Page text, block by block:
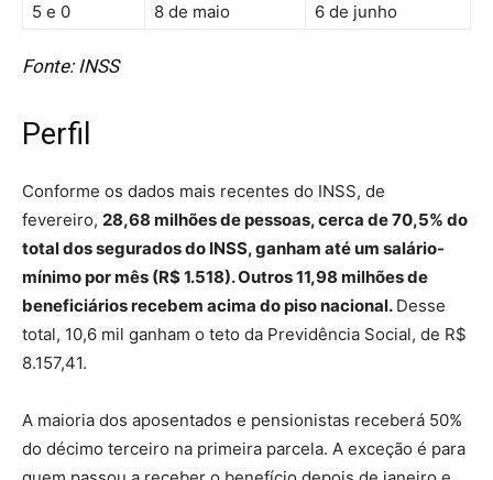
5 e 0
8 de maio 6 de junho
Fonte: INSS
Perfil
Conforme os dados mais recentes do INSS, de
fevereiro, 28,68 milhões de pessoas, cerca de 70,5% do
total dos segurados do INSS, ganham até um salário-
mínimo por mês (R$ 1.518). Outros 11,98 milhões de
beneficiários recebem acima do piso nacional. Desse
total, 10,6 mil ganham o teto da Previdência Social, de R$
8.157,41.
A maioria dos aposentados e pensionistas receberá 50%
do décimo terceiro na primeira parcela. A exceção é para